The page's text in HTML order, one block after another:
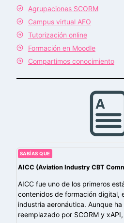
Agrupaciones SCORM
Campus virtual AFO
Tutorización online
Formación en Moodle
Compartimos conocimiento
SABÍAS QUE
AICC (Aviation Industry CBT
AICC fue uno de los primeros
contenidos de formación digital,
industria aeronáutica. Aunque
reemplazado por SCORM y